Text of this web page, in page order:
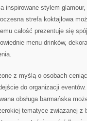
inspirowane stylem
strefa koktajlowa
całość prezentuje się
menu drinków,
z myślą o osobach
do organizacji
obsługa barmańska
tematyce związanej z